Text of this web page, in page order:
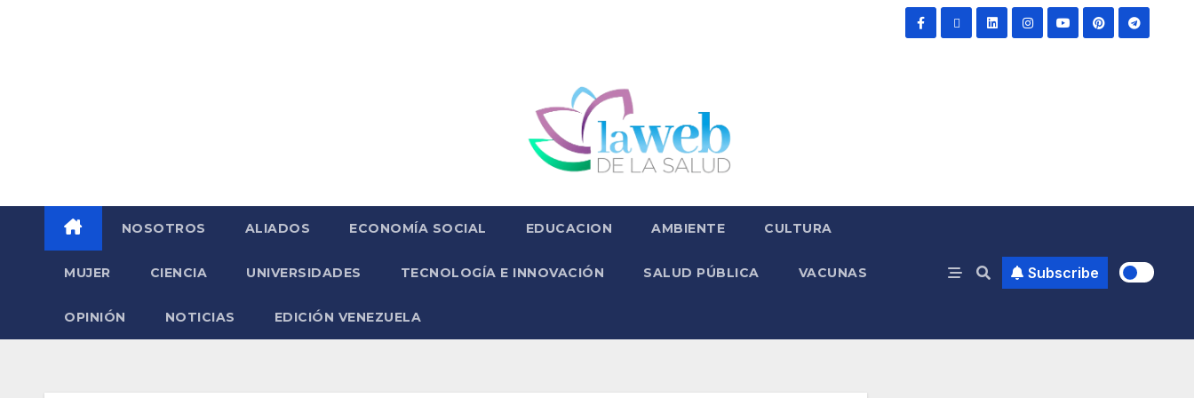
NOSOTROS ALIADOS ECONOMÍA SOCIAL EDUCACION AMBIENTE CULTURA
MUJER CIENCIA UNIVERSIDADES TECNOLOGÍA E INNOVACIÓN SALUD PÚBLICA VACUNAS
OPINIÓN NOTICIAS EDICIÓN VENEZUELA
Subscribe